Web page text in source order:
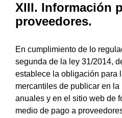
XIII. Información
proveedores.
En cumplimiento de lo
segunda de la ley 31/2014,
establece la obligación para
mercantiles de publicar en
anuales y en el sitio web de
medio de pago a